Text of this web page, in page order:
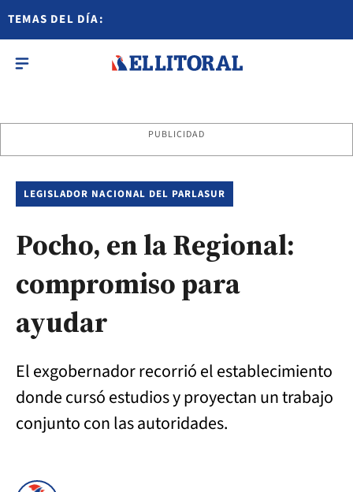
TEMAS DEL DÍA:
PUBLICIDAD
LEGISLADOR NACIONAL DEL PARLASUR
Pocho, en la Regional:
compromiso para
ayudar
El exgobernador recorrió el establecimiento
donde cursó estudios y proyectan un trabajo
conjunto con las autoridades.